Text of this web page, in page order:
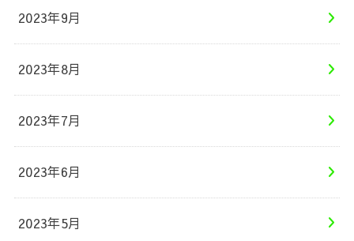
2023年9月
2023年8月
2023年7月
2023年6月
2023年5月